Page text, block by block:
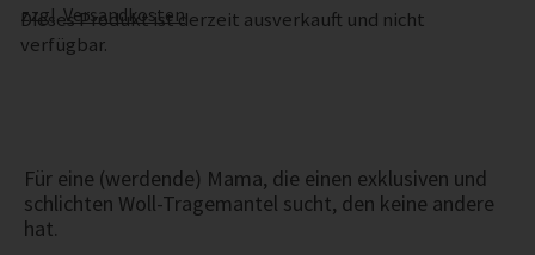
zzgl.Versandkosten
Dieses Produkt ist derzeit ausverkauft und nicht
verfügbar.
Für eine (werdende) Mama, die einen exklusiven und
schlichten Woll-Tragemantel sucht, den keine andere
hat.